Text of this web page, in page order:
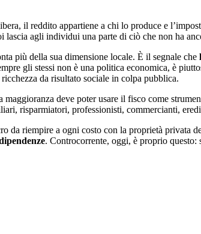
il reddito appartiene a chi lo produce e
lascia agli individui una parte di ciò che non ha
più della sua dimensione locale. È il segnale che
gli stessi non è una politica economica, è
da risultato sociale in colpa pubblica.
deve poter usare il fisco come
risparmiatori, professionisti, commercianti,
riempire a ogni costo con la proprietà privata
. Controcorrente, oggi, è proprio